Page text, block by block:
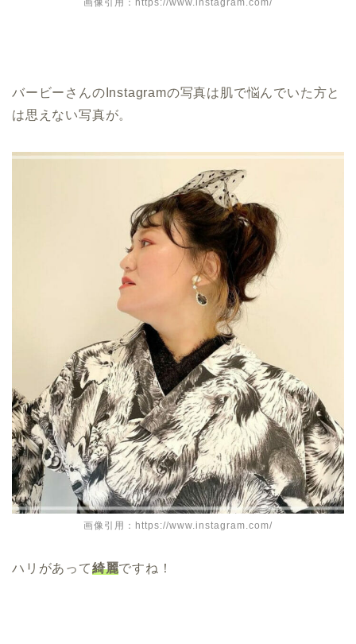
バービーさんのInstagramの写真は肌で悩んでいた方と
は思えない写真が。
画像引用：https://www.instagram.com/
ハリがあって綺麗ですね！